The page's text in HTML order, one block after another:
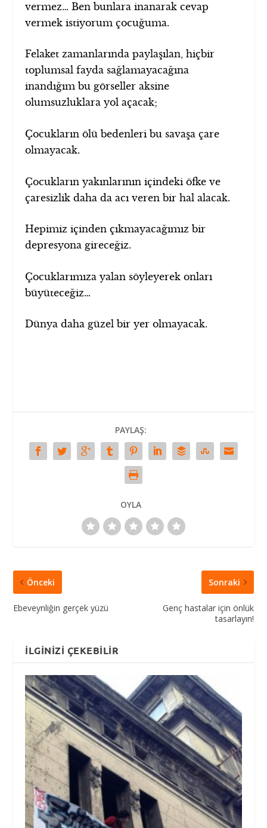
vermez… Ben bunlara inanarak cevap
vermek istiyorum çocuğuma.
Felaket zamanlarında paylaşılan, hiçbir
toplumsal fayda sağlamayacağına
inandığım bu görseller aksine
olumsuzluklara yol açacak;
Çocukların ölü bedenleri bu savaşa çare
olmayacak.
Çocukların yakınlarının içindeki öfke ve
çaresizlik daha da acı veren bir hal alacak.
Hepimiz içinden çıkmayacağımız bir
depresyona gireceğiz.
Çocuklarımıza yalan söyleyerek onları
büyüteceğiz…
Dünya daha güzel bir yer olmayacak.
PAYLAŞ:
OYLA
Önceki
Ebeveynliğin gerçek yüzü
Sonraki
Genç hastalar için önlük
tasarlayın!
İLGINIZI ÇEKEBILIR